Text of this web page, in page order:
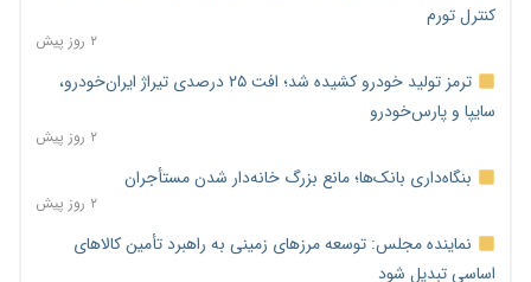
کنترل تورم
۲ روز پیش
ترمز تولید خودرو کشیده شد؛ افت ۲۵ درصدی تیراژ ایران‌خودرو،
سایپا و پارس‌خودرو
۲ روز پیش
بنگاه‌داری بانک‌ها؛ مانع بزرگ خانه‌دار شدن مستأجران
۲ روز پیش
نماینده مجلس: توسعه مرزهای زمینی به راهبرد تأمین کالاهای
اساسی تبدیل شود